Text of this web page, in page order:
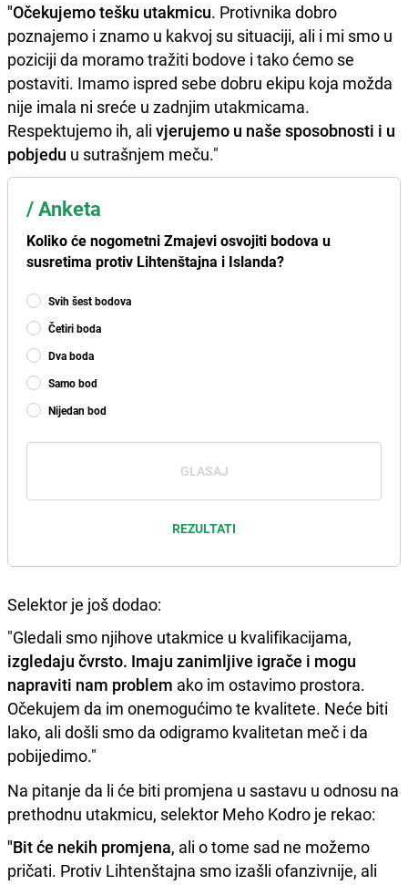
"Očekujemo tešku utakmicu. Protivnika dobro
poznajemo i znamo u kakvoj su situaciji, ali i mi smo u
poziciji da moramo tražiti bodove i tako ćemo se
postaviti. Imamo ispred sebe dobru ekipu koja možda
nije imala ni sreće u zadnjim utakmicama.
Respektujemo ih, ali vjerujemo u naše sposobnosti i u
pobjedu u sutrašnjem meču."
/Anketa
Koliko će nogometni Zmajevi osvojiti bodova u
susretima protiv Lihtenštajna i Islanda?
Svih šest bodova
Četiri boda
Dva boda
Samo bod
Nijedan bod
GLASAJ
REZULTATI
Selektor je još dodao:
"Gledali smo njihove utakmice u kvalifikacijama,
izgledaju čvrsto. Imaju zanimljive igrače i mogu
napraviti nam problem ako im ostavimo prostora.
Očekujem da im onemogućimo te kvalitete. Neće biti
lako, ali došli smo da odigramo kvalitetan meč i da
pobijedimo."
Na pitanje da li će biti promjena u sastavu u odnosu na
prethodnu utakmicu, selektor Meho Kodro je rekao:
"Bit će nekih promjena, ali o tome sad ne možemo
pričati. Protiv Lihtenštajna smo izašli ofanzivnije, ali